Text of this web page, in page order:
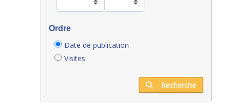
Ordre
Date de publication
Visites
Recherche